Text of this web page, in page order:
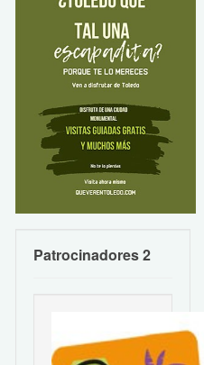
Patrocinadores 2